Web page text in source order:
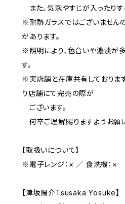
また、気泡やすじが入ったりす
※耐熱ガラスではございません
があります。
※照明により、色合いや濃淡が
す。
※実店舗と在庫共有しておりま
り店舗にて完売の際が
ございます。
何卒ご理解賜りますようお願
【取扱いについて】
※電子レンジ：× ／ 食洗機：×
【津坂陽介Tsusaka Yosuke】